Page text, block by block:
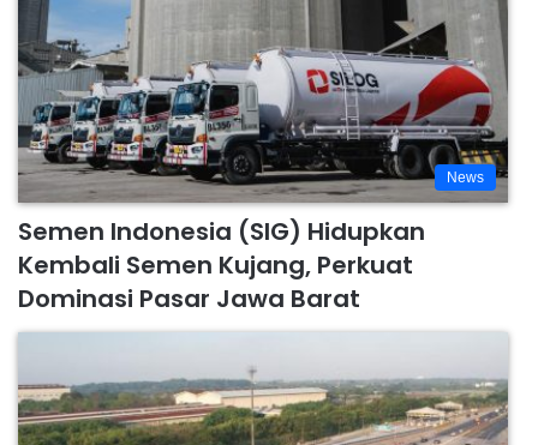
News
Semen Indonesia (SIG) Hidupkan
Kembali Semen Kujang, Perkuat
Dominasi Pasar Jawa Barat